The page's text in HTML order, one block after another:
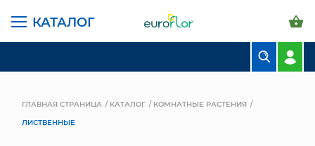
КАТАЛОГ
ГЛАВНАЯ СТРАНИЦА КАТАЛОГ
КОМНАТНЫЕ РАСТЕНИЯ
ЛИСТВЕННЫЕ